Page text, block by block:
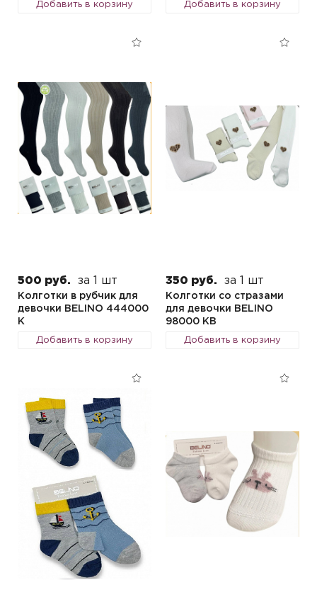
Добавить в корзину Добавить в корзину
500 руб. за 1 шт
Колготки в рубчик для
девочки BELINO 444000
K
Добавить в корзину
350 руб. за 1 шт
Колготки со стразами
для девочки BELINO
98000 KB
Добавить в корзину